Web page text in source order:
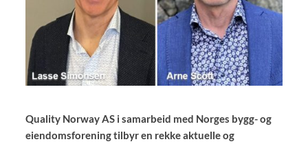
Quality Norway AS i samarbeid med Norges bygg- og
eiendomsforening tilbyr en rekke aktuelle og